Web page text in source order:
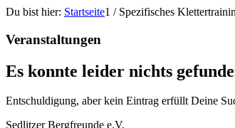
Du bist hier: Startseite1 / Spezifisches
Veranstaltungen
Es konnte leider nichts
Entschuldigung, aber kein Eintrag erfüllt Deine
Sedlitzer Bergfreunde e.V.